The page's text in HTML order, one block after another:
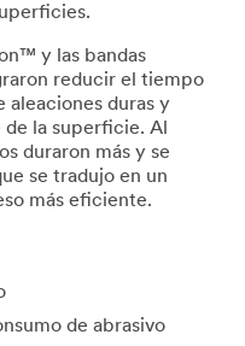
y las bandas
reducir el tiempo
aleaciones duras y
la superficie. Al
duraron más y se
se tradujo en un
más eficiente.
de abrasivo